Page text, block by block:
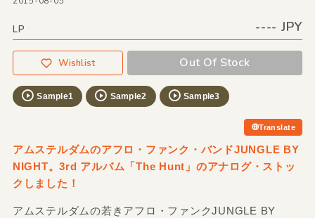
LP ---- JPY
Wishlist Out Of Stock
Sample1 Sample2 Sample3
Translate
アムステルダムのアフロ・ファンク・バンドJUNGLE BY
NIGHT。3rd アルバム「The Hunt」のアナログ・ストッ
クしました！
アムステルダムの若きアフロ・ファンクJUNGLE BY